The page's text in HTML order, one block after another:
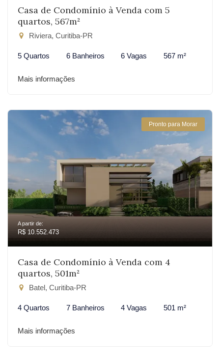
Casa de Condomínio à Venda com 5
quartos, 567m²
Riviera, Curitiba-PR
5 Quartos 6 Banheiros 6 Vagas 567 m²
Mais informações
Pronto para Morar
A partir de:
R$ 10.552.473
Casa de Condomínio à Venda com 4
quartos, 501m²
Batel, Curitiba-PR
4 Quartos 7 Banheiros 4 Vagas 501 m²
Mais informações